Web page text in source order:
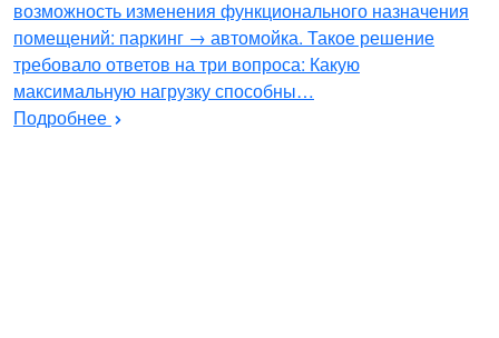
возможность изменения функционального назначения
помещений: паркинг → автомойка. Такое решение
требовало ответов на три вопроса: Какую
максимальную нагрузку способны…
Подробнее